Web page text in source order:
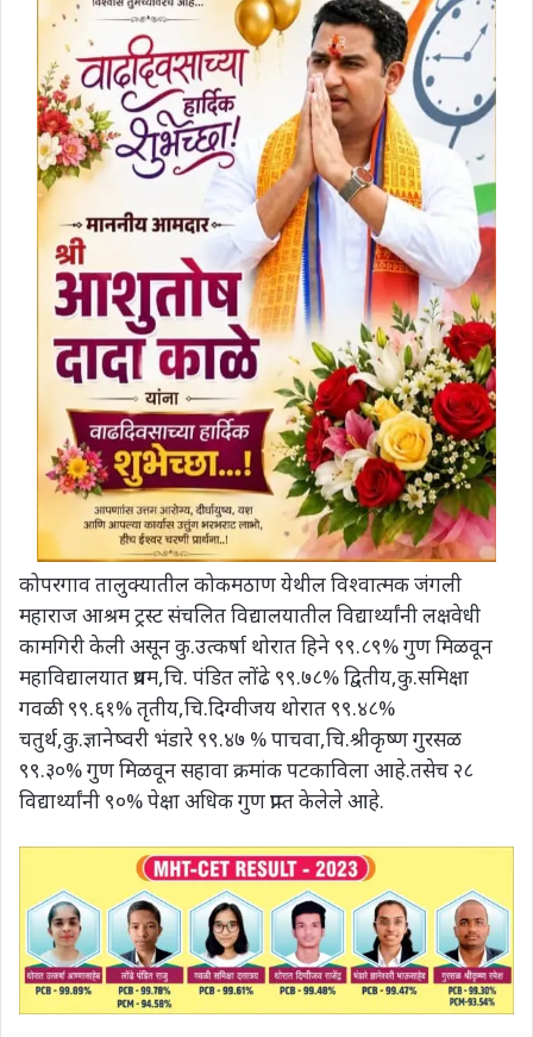
कोपरगाव तालुक्यातील कोकमठाण येथील विश्वात्मक जंगली
महाराज आश्रम ट्रस्ट संचलित विद्यालयातील विद्यार्थ्यांनी लक्षवेधी
कामगिरी केली असून कु.उत्कर्षा थोरात हिने ९९.८९% गुण मिळवून
महाविद्यालयात प्रथम,चि. पंडित लोंढे ९९.७८% द्वितीय,कु.समिक्षा
गवळी ९९.६१% तृतीय,चि.दिग्वीजय थोरात ९९.४८%
चतुर्थ,कु.ज्ञानेष्वरी भंडारे ९९.४७ % पाचवा,चि.श्रीकृष्ण गुरसळ
९९.३०% गुण मिळवून सहावा क्रमांक पटकाविला आहे.तसेच २८
विद्यार्थ्यांनी ९०% पेक्षा अधिक गुण प्राप्त केलेले आहे.